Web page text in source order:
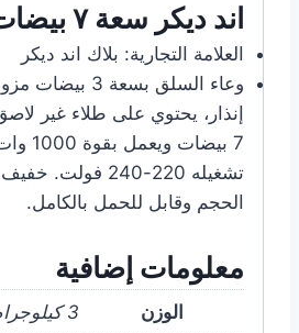
اند ديكر سعة ٧ بيضات
العلامة التجارية: بلاك اند ديكر
وعاء السلق بسعة 3
إنذار، يحتوي على طلاء غير
7 بيضات
تشغيله 220-240
الحجم وقابل للحمل بالكامل.
معلومات إضافية
الوزن 3 كيلوجرام